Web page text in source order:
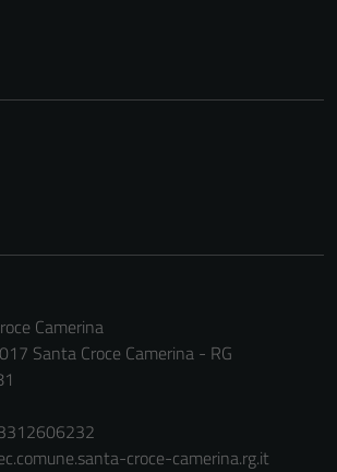
Camerina
Santa Croce Camerina - RG
croce-camerina.rg.it